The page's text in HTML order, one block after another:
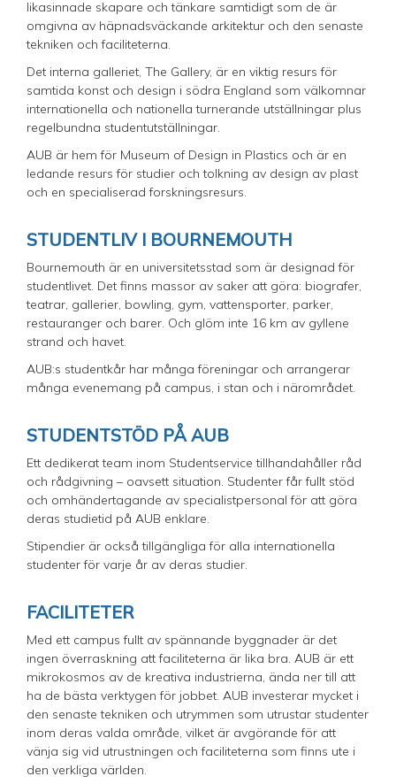
likasinnade skapare och tänkare samtidigt som de är
omgivna av häpnadsväckande arkitektur och den senaste
tekniken och faciliteterna.
Det interna galleriet, The Gallery, är en viktig resurs för
samtida konst och design i södra England som välkomnar
internationella och nationella turnerande utställningar plus
regelbundna studentutställningar.
AUB är hem för Museum of Design in Plastics och är en
ledande resurs för studier och tolkning av design av plast
och en specialiserad forskningsresurs.
STUDENTLIV I BOURNEMOUTH
Bournemouth är en universitetsstad som är designad för
studentlivet. Det finns massor av saker att göra: biografer,
teatrar, gallerier, bowling, gym, vattensporter, parker,
restauranger och barer. Och glöm inte 16 km av gyllene
strand och havet.
AUB:s studentkår har många föreningar och arrangerar
många evenemang på campus, i stan och i närområdet.
STUDENTSTÖD PÅ AUB
Ett dedikerat team inom Studentservice tillhandahåller råd
och rådgivning – oavsett situation. Studenter får fullt stöd
och omhändertagande av specialistpersonal för att göra
deras studietid på AUB enklare.
Stipendier är också tillgängliga för alla internationella
studenter för varje år av deras studier.
FACILITETER
Med ett campus fullt av spännande byggnader är det
ingen överraskning att faciliteterna är lika bra. AUB är ett
mikrokosmos av de kreativa industrierna, ända ner till att
ha de bästa verktygen för jobbet. AUB investerar mycket i
den senaste tekniken och utrymmen som utrustar studenter
inom deras valda område, vilket är avgörande för att
vänja sig vid utrustningen och faciliteterna som finns ute i
den verkliga världen.